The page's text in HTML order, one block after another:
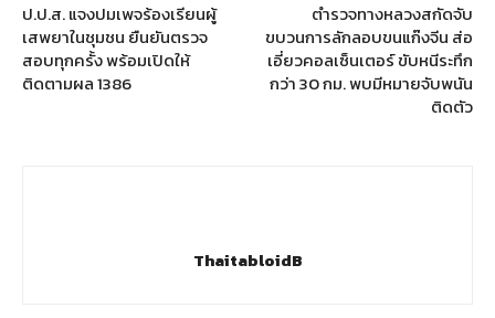
ป.ป.ส. แจงปมเพจร้องเรียนผู้
เสพยาในชุมชน ยืนยันตรวจ
สอบทุกครั้ง พร้อมเปิดให้
ติดตามผล 1386
ตำรวจทางหลวงสกัดจับ
ขบวนการลักลอบขนแก๊งจีน ส่อ
เอี่ยวคอลเซ็นเตอร์ ขับหนีระทึก
กว่า 30 กม. พบมีหมายจับพนัน
ติดตัว
ThaitabloidB